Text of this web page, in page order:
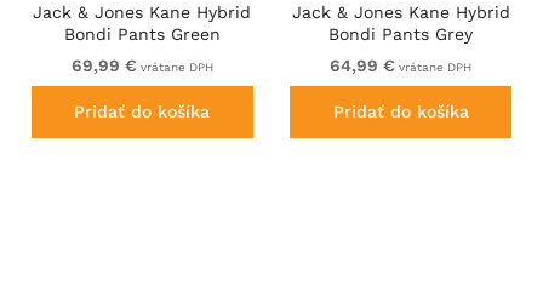
Jack & Jones Kane Hybrid
Bondi Pants Green
69,99 € vrátane DPH
Pridať do košíka
Jack & Jones Kane Hybrid
Bondi Pants Grey
64,99 € vrátane DPH
Pridať do košíka